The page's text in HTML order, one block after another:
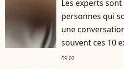
Les experts
personnes qui
une
souvent ces 10
09:02